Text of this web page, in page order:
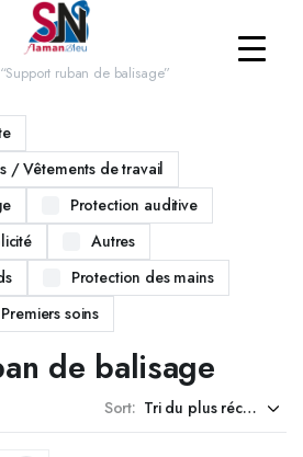
ruban de balisage”
/ Vêtements de travail
Protection auditive
Autres
Protection des mains
Premiers soins
de balisage
Sort: